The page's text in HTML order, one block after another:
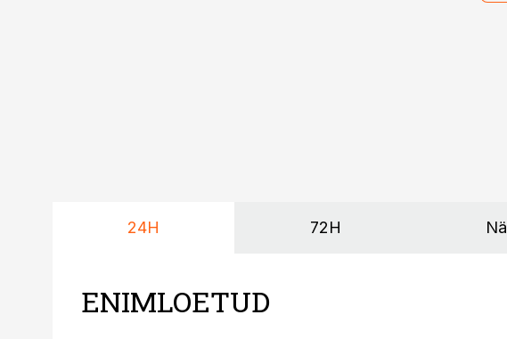
24H 72H
ENIMLOETUD